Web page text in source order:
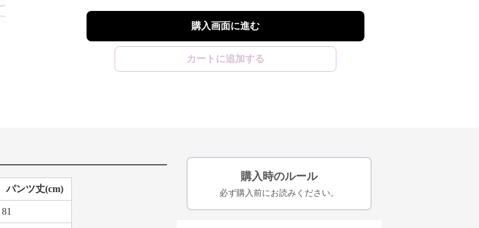
購入画面に進む
カートに追加する
パンツ丈(cm)
81
購入時のルール
必ず購入前にお読みください。